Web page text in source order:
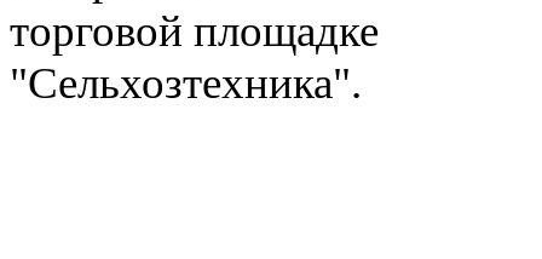
торговой площадке
"Сельхозтехника".